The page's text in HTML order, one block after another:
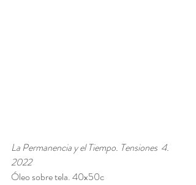
La Permanencia y el Tiempo. Tensiones  4.
2022
Óleo sobre tela. 40x50c